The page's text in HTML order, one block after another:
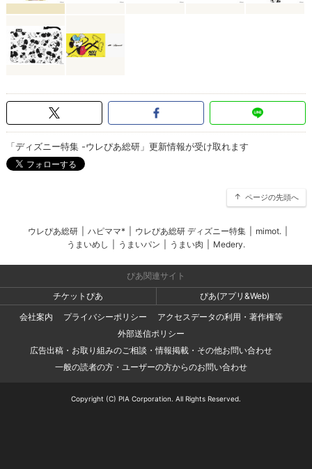
「ディズニー特集 -ウレぴあ総研」更新情報が受け取れます
ページの先頭へ
ウレぴあ総研 ハピママ* ウレぴあ総研 ディズニー特集 mimot.
うまいめし
うまいパン うまい肉 Medery.
ぴあ関連サイト
チケットぴあ
ぴあ(アプリ&Web)
会社案内
プライバシーポリシー
アクセスデータの利用・著作権等
外部送信ポリシー
広告出稿・お取り組みのご相談・情報掲載・その他お問い合わせ
一般の読者の方・ユーザーの方からのお問い合わせ
Copyright (C) PIA Corporation. All Rights Reserved.